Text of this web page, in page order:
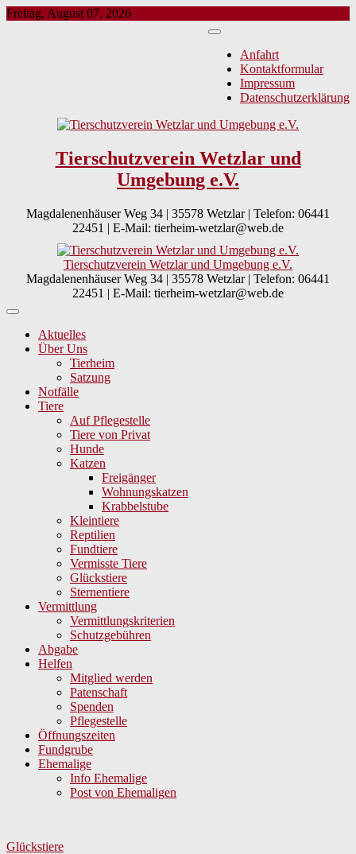
Skip
Freitag, August 07, 2026
Anfahrt
Kontaktformular
Impressum
Datenschutzerklärung
Tierschutzverein Wetzlar und
Umgebung e.V.
Magdalenenhäuser Weg 34 | 35578 Wetzlar | Telefon: 06441
22451 | E-Mail: tierheim-wetzlar@web.de
Tierschutzverein Wetzlar und Umgebung e.V.
Magdalenenhäuser Weg 34 | 35578 Wetzlar | Telefon: 06441
22451 | E-Mail: tierheim-wetzlar@web.de
Aktuelles
Über Uns
Tierheim
Satzung
Notfälle
Tiere
Auf Pflegestelle
Tiere von Privat
Hunde
Katzen
Freigänger
Wohnungskatzen
Krabbelstube
Kleintiere
Reptilien
Fundtiere
Vermisste Tiere
Glückstiere
Sternentiere
Vermittlung
Vermittlungskriterien
Schutzgebühren
Abgabe
Helfen
Mitglied werden
Patenschaft
Spenden
Pflegestelle
Öffnungszeiten
Fundgrube
Ehemalige
Info Ehemalige
Post von Ehemaligen
Glückstiere